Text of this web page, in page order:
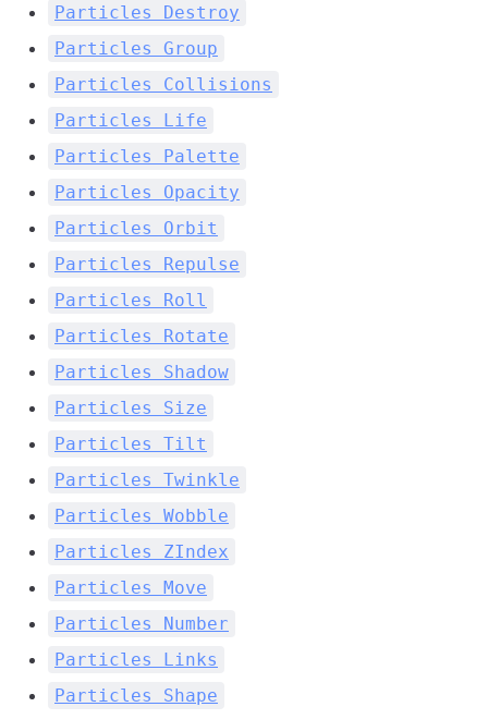
Particles Destroy
Particles Group
Particles Collisions
Particles Life
Particles Palette
Particles Opacity
Particles Orbit
Particles Repulse
Particles Roll
Particles Rotate
Particles Shadow
Particles Size
Particles Tilt
Particles Twinkle
Particles Wobble
Particles ZIndex
Particles Move
Particles Number
Particles Links
Particles Shape